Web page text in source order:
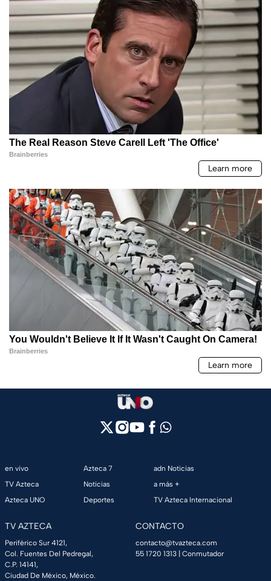
en vivo
TV Azteca
Azteca UNO
Azteca 7
Noticias
Deportes
adn Noticias
a más +
TV Azteca Internacional
TV AZTECA
Periférico Sur 4121,
Col. Fuentes Del Pedregal,
C.P. 14141,
Ciudad De México, México.
CONTACTO
contacto@tvazteca.com
55 1720 1313 | Conmutador